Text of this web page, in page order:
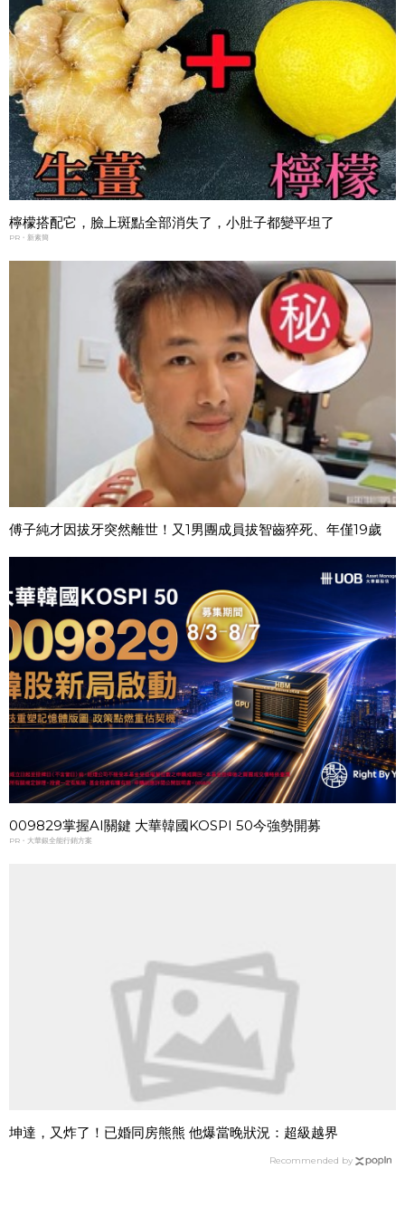
檸檬搭配它，臉上斑點全部消失了，小肚子都變平坦了
PR・新素簡
傅子純才因拔牙突然離世！又1男團成員拔智齒猝死、年僅19歲
009829掌握AI關鍵 大華韓國KOSPI 50今強勢開募
PR・大華銀全能行銷方案
坤達，又炸了！已婚同房熊熊 他爆當晚狀況：超級越界
Recommended by